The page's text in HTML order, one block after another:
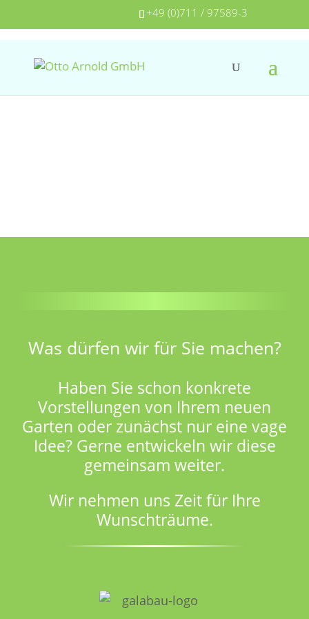
+49 (0)711 / 97589-3
Was dürfen wir für Sie machen?
Haben Sie schon konkrete
Vorstellungen von Ihrem neuen
Garten oder zunächst nur eine vage
Idee? Gerne entwickeln wir diese
gemeinsam weiter.
Wir nehmen uns Zeit für Ihre
Wunschträume.